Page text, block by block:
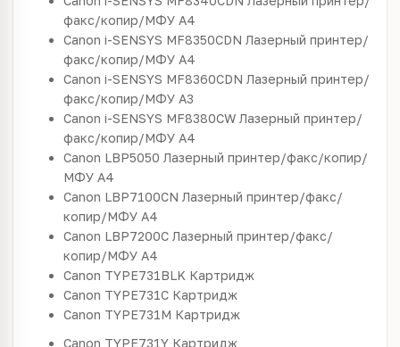
факс/копир/МФУ A4
Canon i-SENSYS MF8350CDN Лазерный принтер/
факс/копир/МФУ A4
Canon i-SENSYS MF8360CDN Лазерный принтер/
факс/копир/МФУ A3
Canon i-SENSYS MF8380CW Лазерный принтер/
факс/копир/МФУ A4
Canon LBP5050 Лазерный принтер/факс/копир/
МФУ A4
Canon LBP7100CN Лазерный принтер/факс/
копир/МФУ A4
Canon LBP7200C Лазерный принтер/факс/
копир/МФУ A4
Canon TYPE731BLK Картридж
Canon TYPE731C Картридж
Canon TYPE731M Картридж
Canon TYPE731Y Картридж